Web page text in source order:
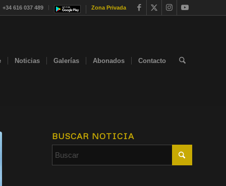
+34 616 037 489 Zona Privada
Noticias Galerías Abonados Contacto
BUSCAR NOTICIA